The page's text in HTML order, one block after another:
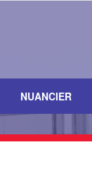
NUANCIER